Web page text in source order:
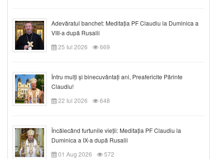
Adevăratul banchet: Meditația PF Claudiu la Duminica a
VIII-a după Rusalii
25 Iul 2026
669
Întru mulți și binecuvântați ani, Preafericite Părinte
Claudiu!
22 Iul 2026
648
Încălecând furtunile vieții: Meditația PF Claudiu la
Duminica a IX-a după Rusalii
01 Aug 2026
572